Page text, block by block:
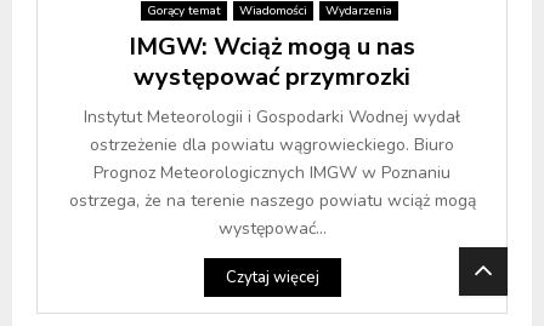
Gorący temat Wiadomości Wydarzenia
IMGW: Wciąż mogą u nas
występować przymrozki
Instytut Meteorologii i Gospodarki Wodnej wydał
ostrzeżenie dla powiatu wągrowieckiego. Biuro
Prognoz Meteorologicznych IMGW w Poznaniu
ostrzega, że na terenie naszego powiatu wciąż mogą
występować...
Czytaj więcej